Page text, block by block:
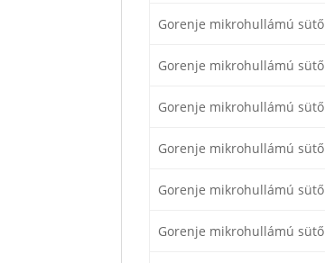
Gorenje mikrohullámú sütő
Gorenje mikrohullámú sütő
Gorenje mikrohullámú sütő
Gorenje mikrohullámú sütő
Gorenje mikrohullámú sütő
Gorenje mikrohullámú sütő